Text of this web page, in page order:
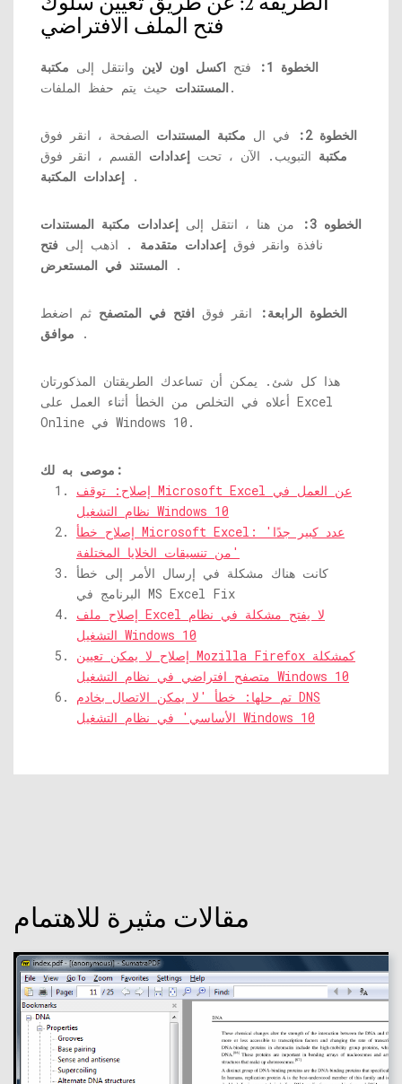
فتح الملف الافتراضي
الخطوة 1: فتح اكسل اون لاين وانتقل إلى مكتبة
المستندات حيث يتم حفظ الملفات.
الخطوة 2: في ال مكتبة المستندات الصفحة ، انقر فوق
مكتبة التبويب. الآن ، تحت إعدادات القسم ، انقر فوق
إعدادات المكتبة .
الخطوه 3: من هنا ، انتقل إلى إعدادات مكتبة المستندات
نافذة وانقر فوق إعدادات متقدمة . اذهب إلى فتح
المستند في المستعرض .
الخطوة الرابعة: انقر فوق افتح في المتصفح ثم اضغط
موافق .
هذا كل شئ. يمكن أن تساعدك الطريقتان المذكورتان
أعلاه في التخلص من الخطأ أثناء العمل على Excel
Online في Windows 10.
موصى به لك:
إصلاح: توقف Microsoft Excel عن العمل في
نظام التشغيل Windows 10
إصلاح خطأ Microsoft Excel: 'عدد كبير جدًا
من تنسيقات الخلايا المختلفة'
كانت هناك مشكلة في إرسال الأمر إلى خطأ
البرنامج في MS Excel Fix
إصلاح ملف Excel لا يفتح مشكلة في نظام
التشغيل Windows 10
إصلاح لا يمكن تعيين Mozilla Firefox كمشكلة
متصفح افتراضي في نظام التشغيل Windows 10
تم حلها: خطأ 'لا يمكن الاتصال بخادم DNS
الأساسي' في نظام التشغيل Windows 10
مقالات مثيرة للاهتمام